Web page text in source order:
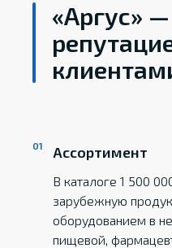
«Аргус»
Ассортимент
В каталоге 1 500
зарубежную
оборудованием в
пищевой,